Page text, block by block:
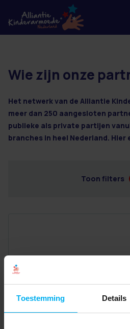
Toestemming Details
2 resultaten
Wie zijn onze
Het netwerk van de Alliantie
meer dan 250 aangesloten
publieke als private partijen
branches in heel Nederland.
Toon filters